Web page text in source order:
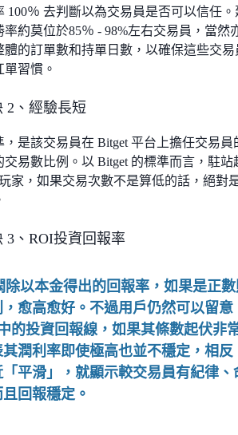
100％ 去判斷以為交易員是否可以信任。
約莫位於85％ - 98%左右交易員，當然
體的訂單數和持單日數，以確保這些交易
習慣。
2、經驗長短
，是該交易員在 Bitget 平台上擔任交易員
交易數比例。以 Bitget 的標準而言，駐站
家，如果交易次數不是算低的話，絕對
3、ROI投資回報率
除以本金得出的回報率，如果是正
愈高愈好。不過用戶仍然可以留意
的投資回報線，如果其條數起伏非
潤利率即使極高也並不穩定，相反
平滑」，就顯示較交易員有紀律、
回報穩定。